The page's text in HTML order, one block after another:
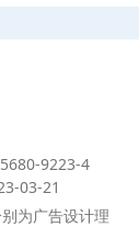
9223-4
03-21
为广告设计理